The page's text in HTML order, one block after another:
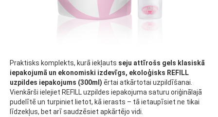
Praktisks komplekts, kurā iekļauts seju attīrošs gels klasiskā
iepakojumā un ekonomiski izdevīgs, ekoloģisks REFILL
uzpildes iepakojums (300ml) ērtai atkārtotai uzpildīšanai.
Vienkārši ielejiet REFILL uzpildes iepakojuma saturu oriģinālajā
pudelītē un turpiniet lietot, kā ierasts – tā ietaupīsiet ne tikai
līdzekļus, bet arī saudzēsiet apkārtējo vidi.